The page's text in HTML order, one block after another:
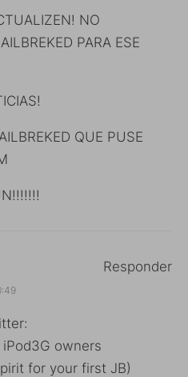
NO
PARA ESE
QUE PUSE
owners
for your first JB)
Responder